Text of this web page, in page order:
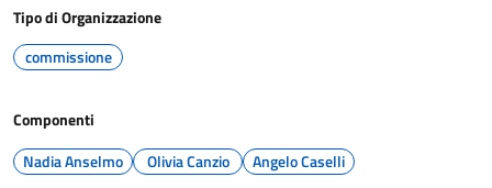
Tipo di Organizzazione
commissione
Componenti
Nadia Anselmo
Olivia Canzio
Angelo Caselli